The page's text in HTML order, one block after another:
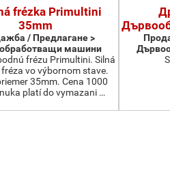
frézka Primultini
35mm
/ Предлагане >
машини
frézu Primultini. Silná
fréza vo výbornom stave.
35mm. Cena 1000
platí do vymazani …